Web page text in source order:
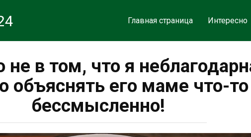
Главная страница Интересно
не в том, что я
объяснять его маме что-то
бессмысленно!